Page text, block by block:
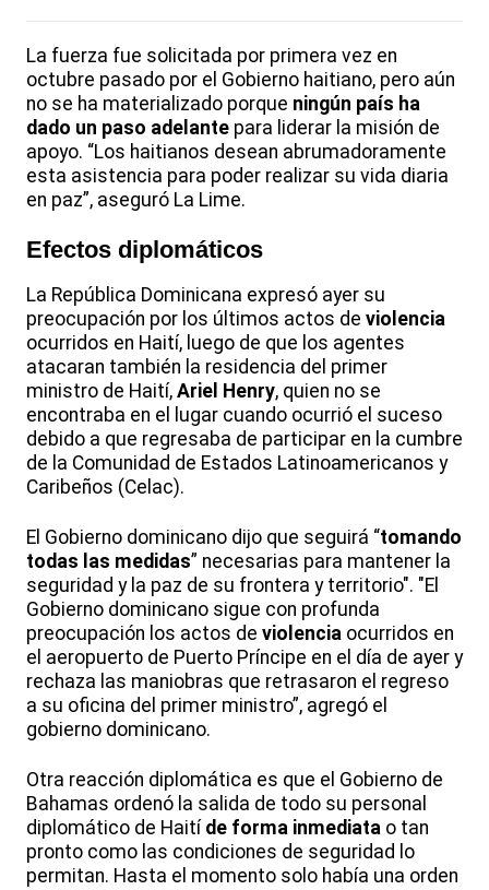
La fuerza fue solicitada por primera vez en
octubre pasado por el Gobierno haitiano, pero aún
no se ha materializado porque ningún país ha
dado un paso adelante para liderar la misión de
apoyo. “Los haitianos desean abrumadoramente
esta asistencia para poder realizar su vida diaria
en paz”, aseguró La Lime.
Efectos diplomáticos
La República Dominicana expresó ayer su
preocupación por los últimos actos de violencia
ocurridos en Haití, luego de que los agentes
atacaran también la residencia del primer
ministro de Haití, Ariel Henry, quien no se
encontraba en el lugar cuando ocurrió el suceso
debido a que regresaba de participar en la cumbre
de la Comunidad de Estados Latinoamericanos y
Caribeños (Celac).
El Gobierno dominicano dijo que seguirá “tomando
todas las medidas” necesarias para mantener la
seguridad y la paz de su frontera y territorio". "El
Gobierno dominicano sigue con profunda
preocupación los actos de violencia ocurridos en
el aeropuerto de Puerto Príncipe en el día de ayer y
rechaza las maniobras que retrasaron el regreso
a su oficina del primer ministro”, agregó el
gobierno dominicano.
Otra reacción diplomática es que el Gobierno de
Bahamas ordenó la salida de todo su personal
diplomático de Haití de forma inmediata o tan
pronto como las condiciones de seguridad lo
permitan. Hasta el momento solo había una orden